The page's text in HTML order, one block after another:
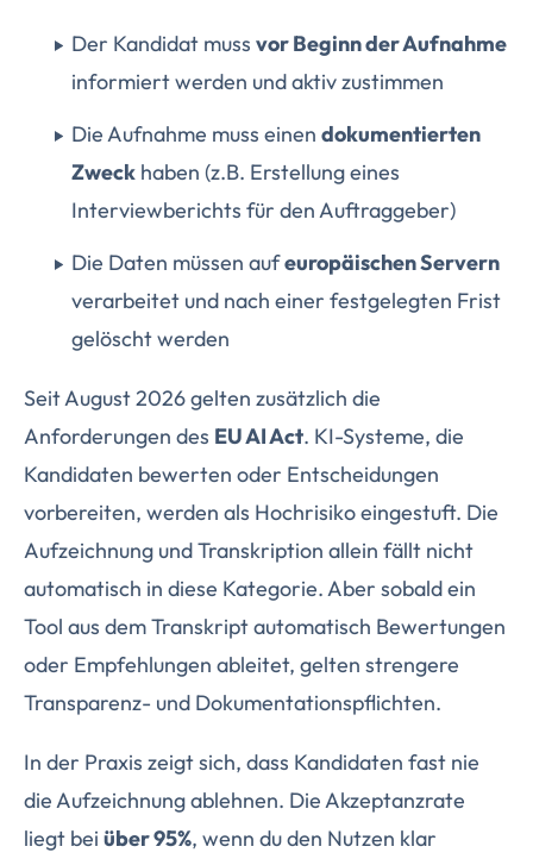
Der Kandidat muss vor Beginn der Aufnahme
informiert werden und aktiv zustimmen
Die Aufnahme muss einen dokumentierten
Zweck haben (z.B. Erstellung eines
Interviewberichts für den Auftraggeber)
Die Daten müssen aufeuropäischen Servern
verarbeitet und nach einer festgelegten Frist
gelöscht werden
Seit August 2026 gelten zusätzlich die
Anforderungen des EU AI Act. KI-Systeme, die
Kandidaten bewerten oder Entscheidungen
vorbereiten, werden als Hochrisiko eingestuft. Die
Aufzeichnung und Transkription allein fällt nicht
automatisch in diese Kategorie. Aber sobald ein
Tool aus dem Transkript automatisch Bewertungen
oder Empfehlungen ableitet, gelten strengere
Transparenz- und Dokumentationspflichten.
In der Praxis zeigt sich, dass Kandidaten fast nie
die Aufzeichnung ablehnen. Die Akzeptanzrate
liegt bei über 95%, wenn du den Nutzen klar